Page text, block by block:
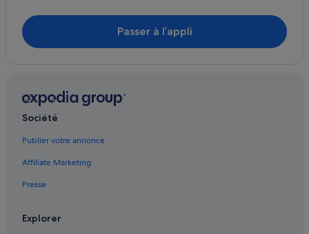
Aubagne : Maisons de ville
Aubagne : Palaces
Aubagne : Résidences de vacances
Aubagne : Complexes hôteliers
Carnoux-En-Provence : Maison d’hôtes
Carnoux-En-Provence : hôtels Hôtels avec parking
Passer à l’appli
Société
Publier votre annonce
Affiliate Marketing
Presse
Explorer